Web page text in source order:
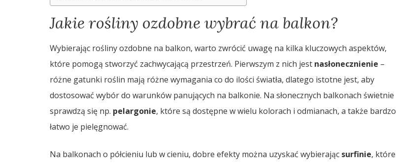
Jakie rośliny ozdobne wybrać na balkon?
Wybierając rośliny ozdobne na balkon, warto zwrócić uwagę na kilka kluczowych aspektów,
które pomogą stworzyć zachwycającą przestrzeń. Pierwszym z nich jest nasłonecznienie –
różne gatunki roślin mają różne wymagania co do ilości światła, dlatego istotne jest, aby
dostosować wybór do warunków panujących na balkonie. Na słonecznych balkonach świetnie
sprawdzą się np. pelargonie, które są dostępne w wielu kolorach i odmianach, a także bardzo
łatwo je pielęgnować.
Na balkonach o półcieniu lub w cieniu, dobre efekty można uzyskać wybierając surfinie, które